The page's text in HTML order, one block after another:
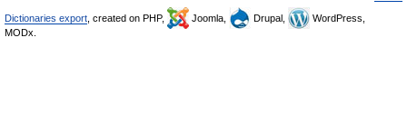
Dictionaries export , created on PHP, Joomla, Drupal,
WordPress,
MODx.